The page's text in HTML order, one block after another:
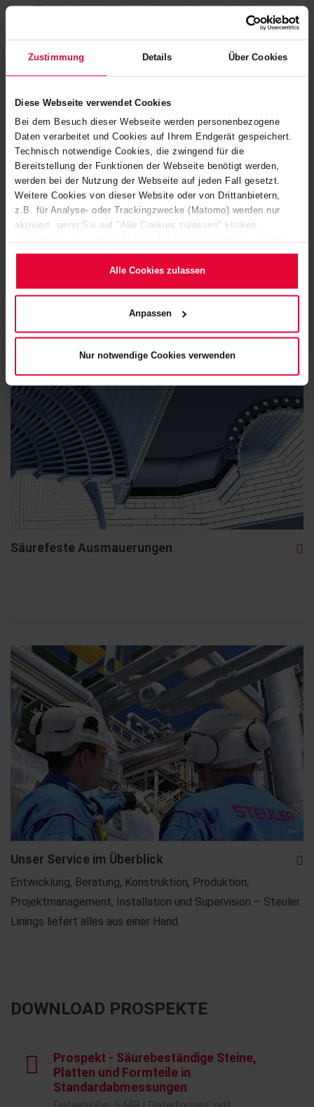
Zustimmung Details Über Cookies
Diese Webseite verwendet Cookies
Bei dem Besuch dieser Webseite werden personenbezogene
Daten verarbeitet und Cookies auf Ihrem Endgerät gespeichert.
Technisch notwendige Cookies, die zwingend für die
Bereitstellung der Funktionen der Webseite benötigt werden,
werden bei der Nutzung der Webseite auf jeden Fall gesetzt.
Weitere Cookies von dieser Website oder von Drittanbietern,
z.B. für Analyse- oder Trackingzwecke (Matomo) werden nur
aktiviert, wenn Sie auf "Alle Cookies zulassen" klicken.
Cookies verwenden". Mehr dazu (einschließlich der Möglichkeit,
die Einwilligungserklärung zu ändern oder zu widerrufen)
Website) bzw. derDatenschutzerklärung.
Alle Cookies zulassen
Anpassen
Nur notwendige Cookies verwenden
ENTDECKEN SIE HIER EINE
AUSWAHL UNSERER
SPEZIELL AUF IHREN ANWENDUNGSBEDARF
ZUGESCHNITTEN
Säurefeste Ausmauerungen
Unser Service im Überblick
Entwicklung, Beratung, Konstruktion, Produktion,
Projektmanagement, Installation und Supervision – Steuler
Linings liefert alles aus einer Hand.
DOWNLOAD PROSPEKTE
Prospekt - Säurebeständige Steine,
Platten und Formteile in
Standardabmessungen